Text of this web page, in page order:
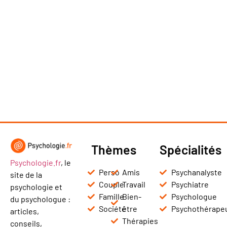
Psychologie.fr, le
site de la
psychologie et
du psychologue :
articles,
conseils,
Thèmes
Perso
Couple
Famille
Société
Amis
Travail
Bien-
être
Thérapies
Spécialités
Psychanalyste
Psychiatre
Psychologue